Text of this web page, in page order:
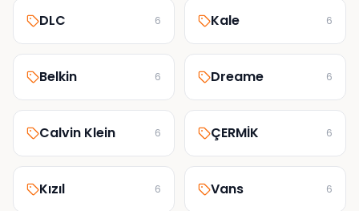
DLC 6 Kale 6
Belkin 6 Dreame 6
Calvin Klein 6 ÇERMİK 6
Kızıl 6 Vans 6